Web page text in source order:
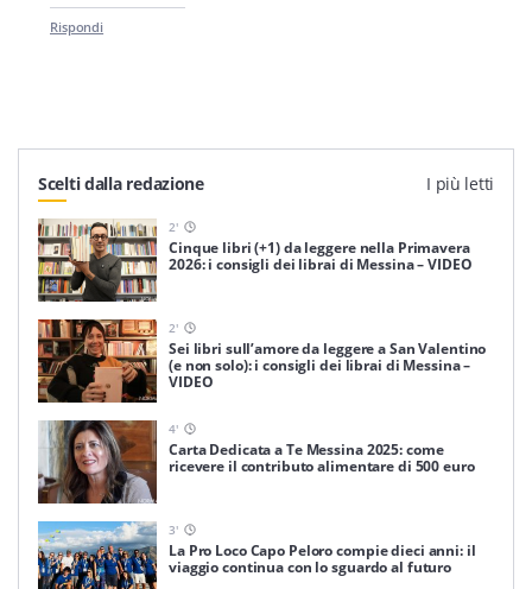
Rispondi
Scelti dalla redazione I più letti
2'
Cinque libri (+1) da leggere nella Primavera
2026: i consigli dei librai di Messina – VIDEO
2'
Sei libri sull’amore da leggere a San Valentino
(e non solo): i consigli dei librai di Messina –
VIDEO
4'
Carta Dedicata a Te Messina 2025: come
ricevere il contributo alimentare di 500 euro
3'
La Pro Loco Capo Peloro compie dieci anni: il
viaggio continua con lo sguardo al futuro